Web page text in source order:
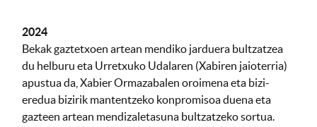
2024
Bekak gaztetxoen artean mendiko jarduera bultzatzea
du helburu eta Urretxuko Udalaren (Xabiren jaioterria)
apustua da, Xabier Ormazabalen oroimena eta bizi-
eredua bizirik mantentzeko konpromisoa duena eta
gazteen artean mendizaletasuna bultzatzeko sortua.